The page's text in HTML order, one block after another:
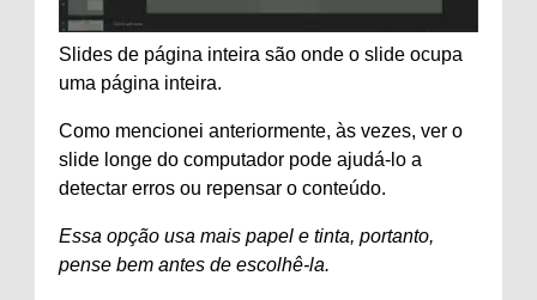
Slides de página inteira são onde o slide ocupa
uma página inteira.
Como mencionei anteriormente, às vezes, ver o
slide longe do computador pode ajudá-lo a
detectar erros ou repensar o conteúdo.
Essa opção usa mais papel e tinta, portanto,
pense bem antes de escolhê-la.